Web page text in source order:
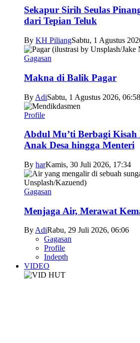
Sekapur Sirih Seulas
dari Tepian Teluk
By KH PiliangSabtu, 1 Agustus
Gagasan
Makna di Balik Pagar
By AdiSabtu, 1 Agustus 2026, 06:58
Profile
Abdul Mu’ti Berbagi
Anak Desa hingga Menteri
By harKamis, 30 Juli 2026, 17:34
Gagasan
Menjaga Air, Merawat
ByAdiRabu, 29 Juli 2026, 06:06
Gagasan
Profile
Indepth
VIDEO